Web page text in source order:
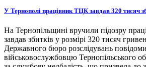
У Тернополі працівник ТЦК завдав 320 тисяч
На Тернопільщині вручили підозру
завдав збитків у розмірі 320 тисяч
Державного бюро розслідувань
військовослужбовцю Тернопільського